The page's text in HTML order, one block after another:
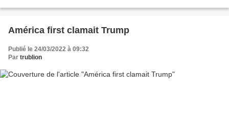
América first clamait Trump
Publié le 24/03/2022 à 09:32
Par trublion